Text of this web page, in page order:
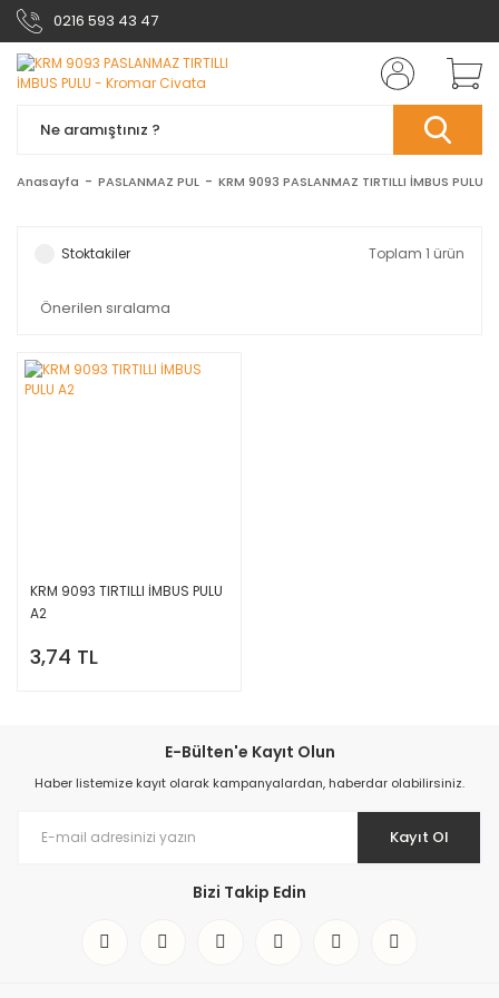
0216 593 43 47
Anasayfa PASLANMAZ PUL KRM 9093 PASLANMAZ TIRTILLI İMBUS PULU
Stoktakiler Toplam 1 ürün
KRM 9093 TIRTILLI İMBUS PULU
A2
3,74 TL
E-Bülten'e Kayıt Olun
Haber listemize kayıt olarak kampanyalardan, haberdar olabilirsiniz.
Kayıt Ol
Bizi Takip Edin